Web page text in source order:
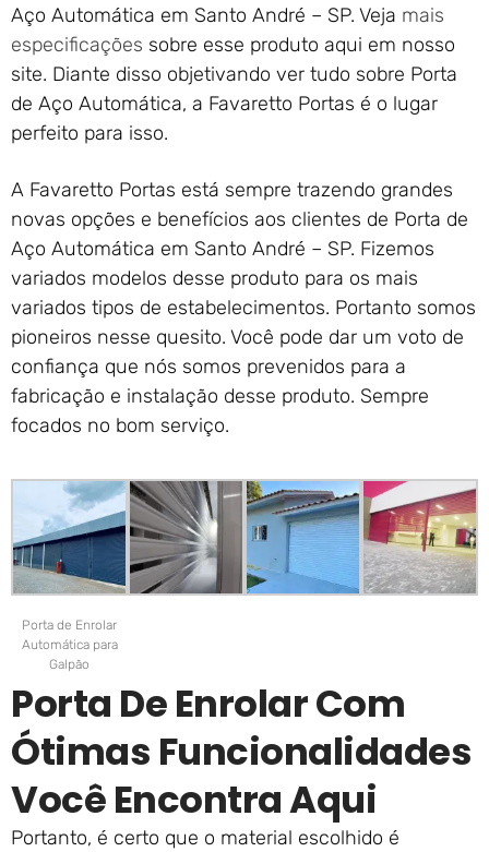
Aço Automática em Santo André – SP. Veja mais
especificações sobre esse produto aqui em nosso
site. Diante disso objetivando ver tudo sobre Porta
de Aço Automática, a Favaretto Portas é o lugar
perfeito para isso.
A Favaretto Portas está sempre trazendo grandes
novas opções e benefícios aos clientes de Porta de
Aço Automática em Santo André – SP. Fizemos
variados modelos desse produto para os mais
variados tipos de estabelecimentos. Portanto somos
pioneiros nesse quesito. Você pode dar um voto de
confiança que nós somos prevenidos para a
fabricação e instalação desse produto. Sempre
focados no bom serviço.
Porta de Enrolar
Automática para
Galpão
Porta De Enrolar Com
Ótimas Funcionalidades
Você Encontra Aqui
Portanto, é certo que o material escolhido é